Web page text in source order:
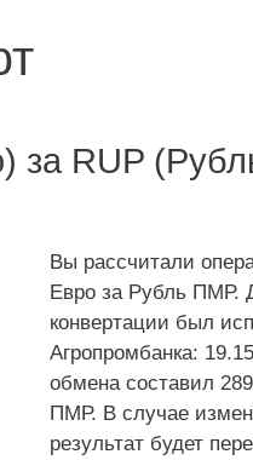
за RUP
Вы рассчитали
Евро за Рубль ПМР.
конвертации был
Агропромбанка:
обмена составил
ПМР. В случае
результат будет